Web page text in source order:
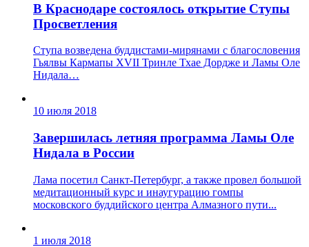
В Краснодаре состоялось открытие Ступы
Просветления
Ступа возведена буддистами-мирянами с благословения
Гьялвы Кармапы ХVII Тринле Тхае Дордже и Ламы Оле
Нидала…
10 июля 2018
Завершилась летняя программа Ламы Оле
Нидала в России
Лама посетил Санкт-Петербург, а также провел большой
медитационный курс и инаугурацию гомпы
московского буддийского центра Алмазного пути...
1 июля 2018